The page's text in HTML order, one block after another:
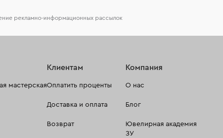
рекламно-информационных рассылок
мастерская
Клиентам
Оплатить проценты
Доставка и оплата
Возврат
Компания
О нас
Блог
Ювелирная академия
ЗУ